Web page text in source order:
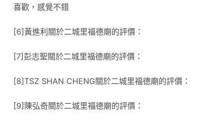
喜歡，感覺不錯
[6]黃進利關於二城里福德廟的評價：
[7]彭志聖關於二城里福德廟的評價：
[8]TSZ SHAN CHENG關於二城里福德廟的評價：
[9]陳弘奇關於二城里福德廟的評價：